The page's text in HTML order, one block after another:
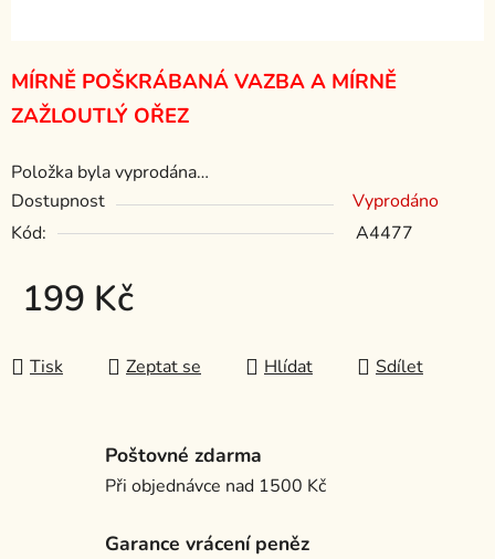
MÍRNĚ POŠKRÁBANÁ VAZBA A MÍRNĚ
ZAŽLOUTLÝ OŘEZ
Položka byla vyprodána…
Dostupnost
Vyprodáno
Kód:
A4477
199 Kč
Tisk
Zeptat se Hlídat Sdílet
Poštovné zdarma
Při objednávce nad 1500 Kč
Garance vrácení peněz